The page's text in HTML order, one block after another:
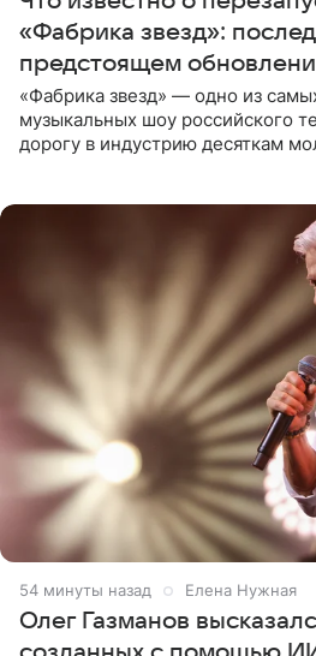
«Фабрика звезд»:
предстоящем
«Фабрика звезд» — одно из
музыкальных шоу российского
дорогу в индустрию десяткам
54 минуты назад Елена Нужная
Олег Газманов